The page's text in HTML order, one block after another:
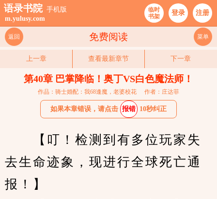
语录书院 手机版
m.yulusy.com
临时
书架
登录 注册
免费阅读
返回 菜单
上一章 查看最新章节 下一章
第40章 巴掌降临！奥丁VS白色魔法师！
作品：骑士婚配：我68逢魔，老婆校花 作者：庄达菲
如果本章错误，请点击 报错 10秒纠正
【叮！检测到有多位玩家失
去生命迹象，现进行全球死亡通
报！】